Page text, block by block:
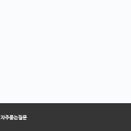
자주묻는질문